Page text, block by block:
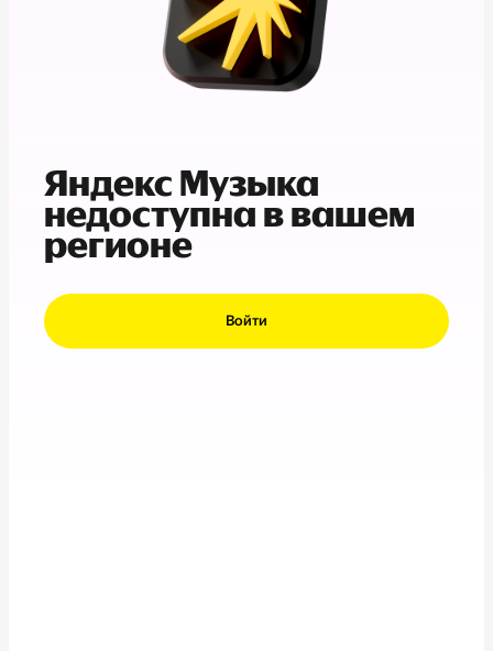
Яндекс Музыка
недоступна в вашем
регионе
Войти